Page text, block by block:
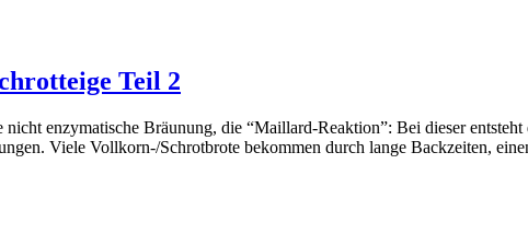
Teil 2
enzymatische Bräunung, die “Maillard-Reaktion”: Bei dieser
Viele Vollkorn-/Schrotbrote bekommen durch lange Backzeiten,